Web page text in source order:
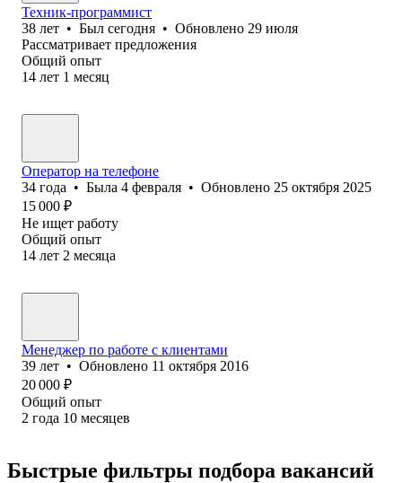
Техник-программист
38 лет • Был сегодня • Обновлено 29 июля
Рассматривает предложения
Общий опыт
14 лет 1 месяц
Оператор на телефоне
34 года • Была 4 февраля • Обновлено 25 октября 2025
15 000 ₽
Не ищет работу
Общий опыт
14 лет 2 месяца
Менеджер по работе с клиентами
39 лет • Обновлено 11 октября 2016
20 000 ₽
Общий опыт
2 года 10 месяцев
Быстрые фильтры подбора вакансий